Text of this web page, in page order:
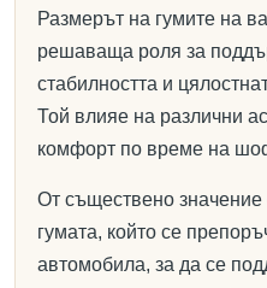
Размерът на гумите на
решаваща роля за
стабилността и
Той влияе на различни
комфорт по време на
От съществено значение
гумата, който се
автомобила, за да се